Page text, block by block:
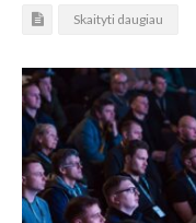
Skaityti daugiau